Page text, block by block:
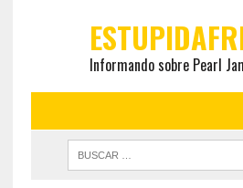
Informando sobre Pearl